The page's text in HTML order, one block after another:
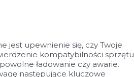
jest upewnienie się, czy Twoje
kompatybilności sprzętu
ładowanie czy awarie.
następujące kluczowe